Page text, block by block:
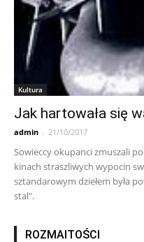
Kultura
Jak hartowała się
admin - 21/10/2017
Sowieccy okupanci zmuszali
kinach straszliwych wypocin
sztandarowym dziełem była
stal".
ROZMAITOŚCI